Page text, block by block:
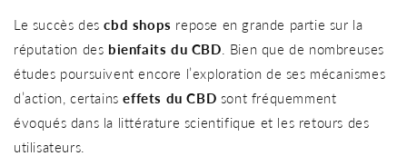
Le succès descbd shops repose en grande partie sur la
réputation des bienfaits du CBD . Bien que de nombreuses
études poursuivent encore l’exploration de ses mécanismes
d’action, certainseffets du CBD sont fréquemment
évoqués dans la littérature scientifique et les retours des
utilisateurs.